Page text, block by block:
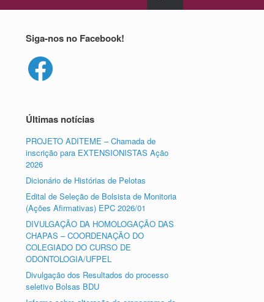
Siga-nos no Facebook!
Facebook
Últimas notícias
PROJETO ADITEME – Chamada de
inscrição para EXTENSIONISTAS Ação
2026
Dicionário de Histórias de Pelotas
Edital de Seleção de Bolsista de Monitoria
(Ações Afirmativas) EPC 2026/01
DIVULGAÇÃO DA HOMOLOGAÇÃO DAS
CHAPAS – COORDENAÇÃO DO
COLEGIADO DO CURSO DE
ODONTOLOGIA/UFPEL
Divulgação dos Resultados do processo
seletivo Bolsas BDU